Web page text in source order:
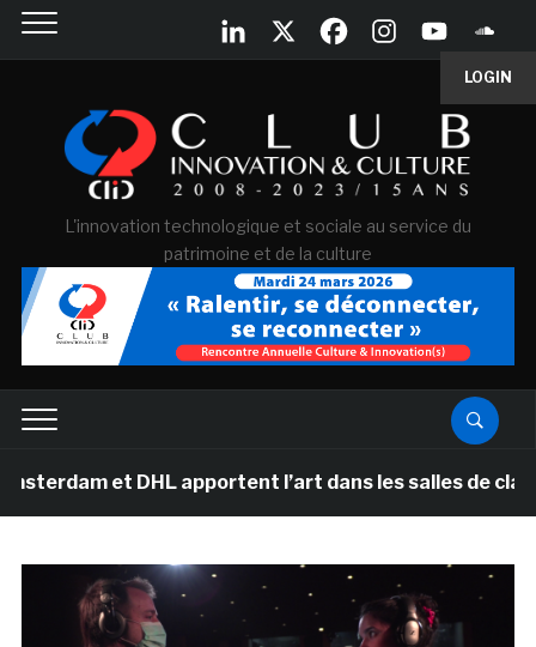
LOGIN
L'innovation technologique et sociale au service du
patrimoine et de la culture
et DHL apportent l’art dans les salles de classe des